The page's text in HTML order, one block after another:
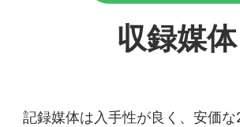
収録媒体
記録媒体は⼊⼿性が良く、安価な